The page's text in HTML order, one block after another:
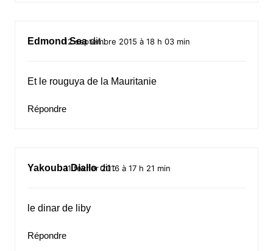
Edmond Sea dit :
12 septembre 2015 à 18 h 03 min
Et le rouguya de la Mauritanie
Répondre
Yakouba Diallo dit :
11 février 2016 à 17 h 21 min
le dinar de liby
Répondre